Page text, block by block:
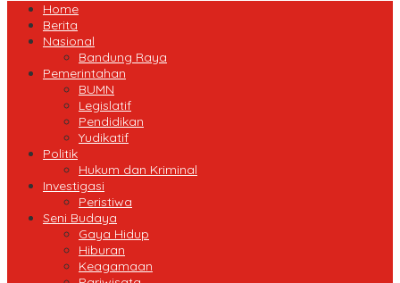
Home
Berita
Nasional
Bandung Raya
Pemerintahan
BUMN
Legislatif
Pendidikan
Yudikatif
Politik
Hukum dan Kriminal
Investigasi
Peristiwa
Seni Budaya
Gaya Hidup
Hiburan
Keagamaan